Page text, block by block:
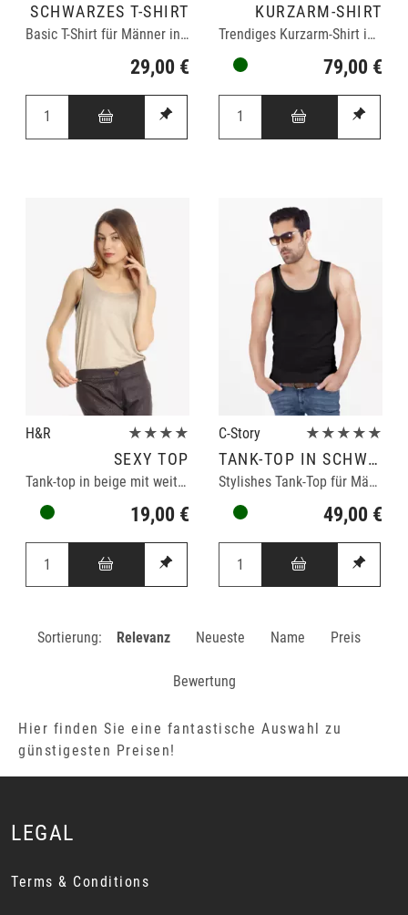
SCHWARZES T-SHIRT
Basic T-Shirt für Männer in schwarz
29,00 €
KURZARM-SHIRT
Trendiges Kurzarm-Shirt in schwarz/weiß
79,00 €
H&R ★★★★
SEXY TOP
Tank-top in beige mit weitem Ausschnitt
19,00 €
C-Story ★★★★★
TANK-TOP IN SCHWARZ
Stylishes Tank-Top für Männer
49,00 €
Sortierung: Relevanz Neueste Name Preis
Bewertung
Hier finden Sie eine fantastische Auswahl zu
günstigesten Preisen!
LEGAL
Terms & Conditions